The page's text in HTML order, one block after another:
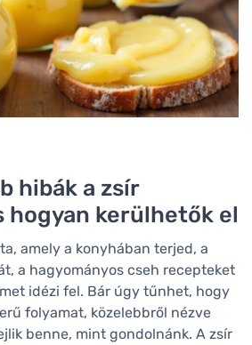
hibák a zsír
hogyan kerülhetők el
amely a konyhában terjed, a
a hagyományos cseh recepteket
idézi fel. Bár úgy tűnhet, hogy
folyamat, közelebbről nézve
benne, mint gondolnánk. A zsír